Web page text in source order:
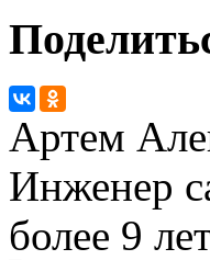
Артем
Инженер
более 9